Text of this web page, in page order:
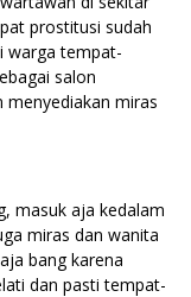
prostitusi sudah
warga tempat-
salon
menyediakan miras
masuk aja kedalam
miras dan wanita
bang karena
dan pasti tempat-